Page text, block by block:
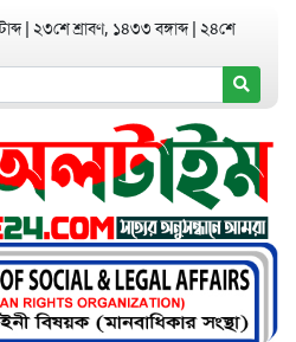
২৩শে শ্রাবণ, ১৪৩৩ বঙ্গাব্দ ২৪শে